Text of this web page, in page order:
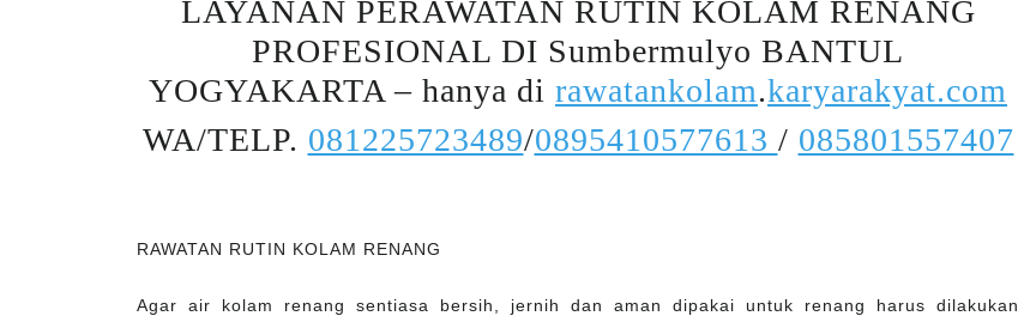
LAYANAN PERAWATAN RUTIN KOLAM RENANG
PROFESIONAL DI Sumbermulyo BANTUL
YOGYAKARTA – hanya di rawatankolam.karyarakyat.com
WA/TELP. 081225723489/0895410577613 / 085801557407
RAWATAN RUTIN KOLAM RENANG
Agar air kolam renang sentiasa bersih, jernih dan aman dipakai untuk renang harus dilakukan